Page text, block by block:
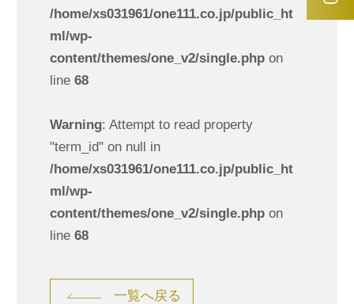
/home/xs031961/one111.co.jp/public_ht
ml/wp-
content/themes/one_v2/single.phpon
line 68
Warning: Attempt to read property
"term_id" on null in
/home/xs031961/one111.co.jp/public_ht
ml/wp-
content/themes/one_v2/single.phpon
line 68
一覧へ戻る